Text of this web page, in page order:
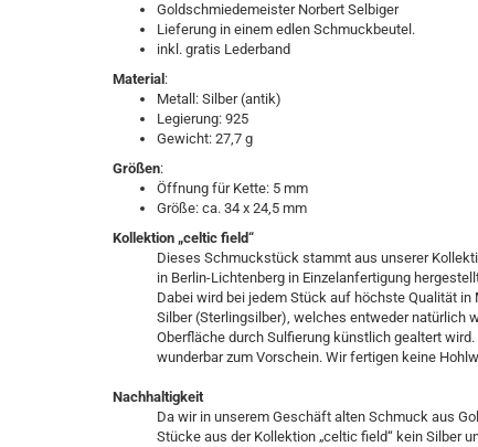
Goldschmiedemeister Norbert Selbiger
Lieferung in einem edlen Schmuckbeutel.
inkl. gratis Lederband
Material :
Metall: Silber (antik)
Legierung: 925
Gewicht: 27,7 g
Größen:
Öffnung für Kette: 5 mm
Größe: ca. 34 x 24,5 mm
Kollektion „celtic field“
Dieses Schmuckstück stammt aus unserer
in Berlin-Lichtenberg in Einzelanfertigung
Dabei wird bei jedem Stück auf höchste Qualität
Silber (Sterlingsilber), welches entweder natürlich
Oberfläche durch Sulfierung künstlich gealtert
wunderbar zum Vorschein. Wir fertigen keine
Nachhaltigkeit
Da wir in unserem Geschäft alten Schmuck aus
Stücke aus der Kollektion „celtic field“ kein Silber